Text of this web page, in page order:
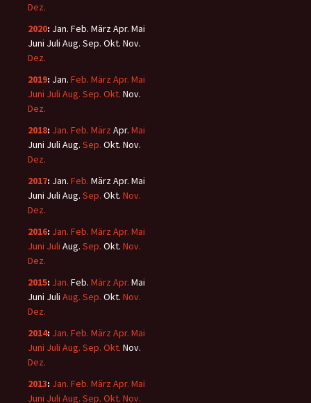
Dez.
2020: Jan. Feb. MärzApr. Mai
Juni Juli Aug. Sep. Okt. Nov.
Dez.
2019: Jan. Feb. März Apr. Mai
Juni Juli Aug. Sep. Okt. Nov.
Dez.
2018: Jan. Feb. März Apr. Mai
Juni Juli Aug. Sep. Okt. Nov.
Dez.
2017: Jan. Feb. MärzApr. Mai
Juni Juli Aug. Sep. Okt. Nov.
Dez.
2016: Jan. Feb. März Apr. Mai
Juni Juli Aug. Sep. Okt. Nov.
Dez.
2015: Jan. Feb. März Apr. Mai
Juni Juli Aug. Sep. Okt. Nov.
Dez.
2014: Jan. Feb. März Apr. Mai
Juni Juli Aug. Sep. Okt. Nov.
Dez.
2013: Jan. Feb. März Apr. Mai
Juni Juli Aug. Sep. Okt. Nov.